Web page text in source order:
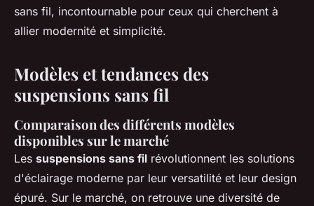
sans fil, incontournable pour ceux qui cherchent à
allier modernité et simplicité.
Modèles et tendances des
suspensions sans fil
Comparaison des différents modèles
disponibles sur le marché
Les suspensions sans fil révolutionnent les solutions
d'éclairage moderne par leur versatilité et leur design
épuré. Sur le marché, on retrouve une diversité de